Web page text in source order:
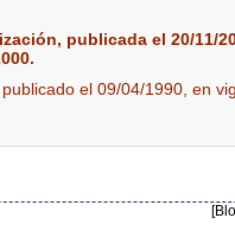
publicada el 20/11/
el 09/04/1990, en